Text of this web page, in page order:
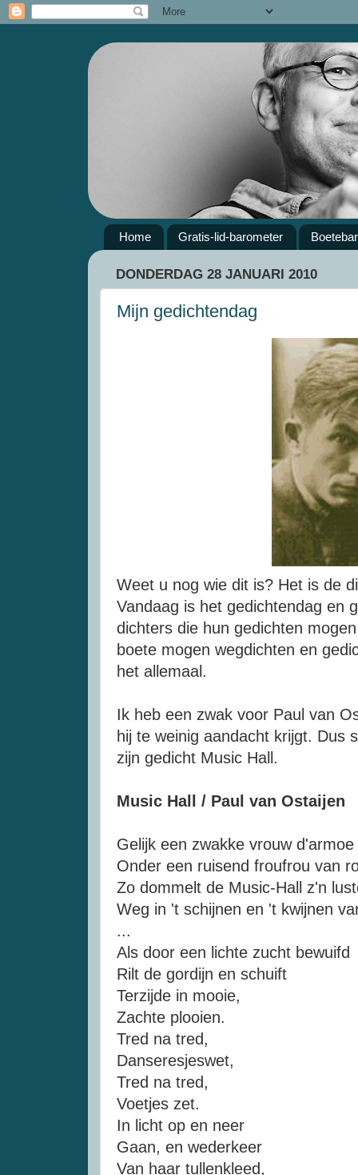
Home Gratis-lid-barometer
DONDERDAG 28 JANUARI 2010
Mijn gedichtendag
Weet u nog wie dit is? Het is de
Vandaag is het gedichtendag en
dichters die hun gedichten
boete mogen wegdichten en
het allemaal.
Ik heb een zwak voor Paul van
hij te weinig aandacht krijgt. Dus
zijn gedicht Music Hall.
Music Hall / Paul van Ostaijen
Gelijk een zwakke vrouw
Onder een ruisend froufrou van
Zo dommelt de Music-Hall z'n
Weg in 't schijnen en 't kwijnen
...
Als door een lichte zucht bewuifd
Rilt de gordijn en schuift
Terzijde in mooie,
Zachte plooien.
Tred na tred,
Danseresjeswet,
Tred na tred,
Voetjes zet.
In licht op en neer
Gaan, en wederkeer
Van haar tullenkleed,